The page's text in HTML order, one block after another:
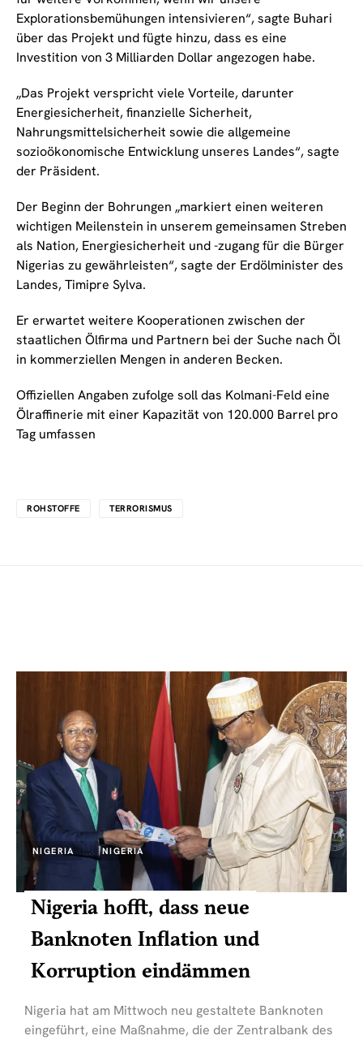
Explorationsbemühungen intensivieren“, sagte Buhari
über das Projekt und fügte hinzu, dass es eine
Investition von 3 Milliarden Dollar angezogen habe.
„Das Projekt verspricht viele Vorteile, darunter
Energiesicherheit, finanzielle Sicherheit,
Nahrungsmittelsicherheit sowie die allgemeine
sozioökonomische Entwicklung unseres Landes“, sagte
der Präsident.
Der Beginn der Bohrungen „markiert einen weiteren
wichtigen Meilenstein in unserem gemeinsamen Streben
als Nation, Energiesicherheit und -zugang für die Bürger
Nigerias zu gewährleisten“, sagte der Erdölminister des
Landes, Timipre Sylva.
Er erwartet weitere Kooperationen zwischen der
staatlichen Ölfirma und Partnern bei der Suche nach Öl
in kommerziellen Mengen in anderen Becken.
Offiziellen Angaben zufolge soll das Kolmani-Feld eine
Ölraffinerie mit einer Kapazität von 120.000 Barrel pro
Tag umfassen
ROHSTOFFE TERRORISMUS
NIGERIA NIGERIA
Nigeria hofft, dass neue
Banknoten Inflation und
Korruption eindämmen
Nigeria hat am Mittwoch neu gestaltete Banknoten
eingeführt, eine Maßnahme, die der Zentralbank des